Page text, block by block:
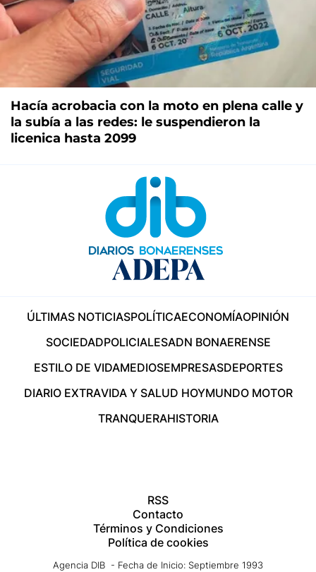
Hacía acrobacia con la moto en plena calle y
la subía a las redes: le suspendieron la
licenica hasta 2099
ÚLTIMAS NOTICIASPOLÍTICAECONOMÍAOPINIÓN
SOCIEDADPOLICIALESADN BONAERENSE
ESTILO DE VIDAMEDIOSEMPRESASDEPORTES
DIARIO EXTRAVIDA Y SALUD HOYMUNDO MOTOR
TRANQUERAHISTORIA
RSS
Contacto
Términos y Condiciones
Política de cookies
Agencia DIB - Fecha de Inicio: Septiembre 1993